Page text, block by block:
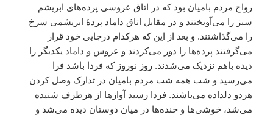
رواج مردم بامیان بود که در اتاق عروسی پرده‌های ابریشم
سبز را می‌آویختند و در مقابل اتاق داماد پردۀ ابریشمی سرخ
را می‌گذاشتند. و بعد از این که هرکدام درجایی خود قرار
می‌گرفتند پرده‌ها را دور می‌کردند و عروس و داماد یکدیگر را
دیده باهم نزدیک می‌شدند. روز نوروز که فردا باشد فرا
می‌رسید و شب همه شب مردم بامیان در تدارک وصل کردن
هردو دلداده می‌باشند. فردا رسید آوازها از هرطرف شنیده
می‌شد، خوشی‌ها و خنده‌ها در میان دوستان دیده می‌شد و